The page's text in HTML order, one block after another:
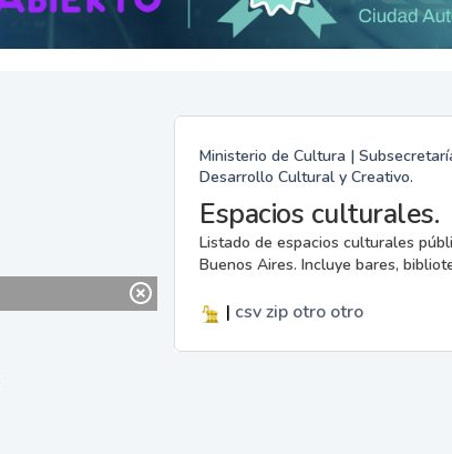
Ministerio de Cultura |
Desarrollo Cultural y Creativo.
Espacios culturales.
Listado de espacios culturales
Buenos Aires. Incluye bares,
| csvzip otro otro